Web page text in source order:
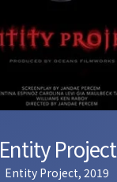
Entity Project
Entity Project, 2019